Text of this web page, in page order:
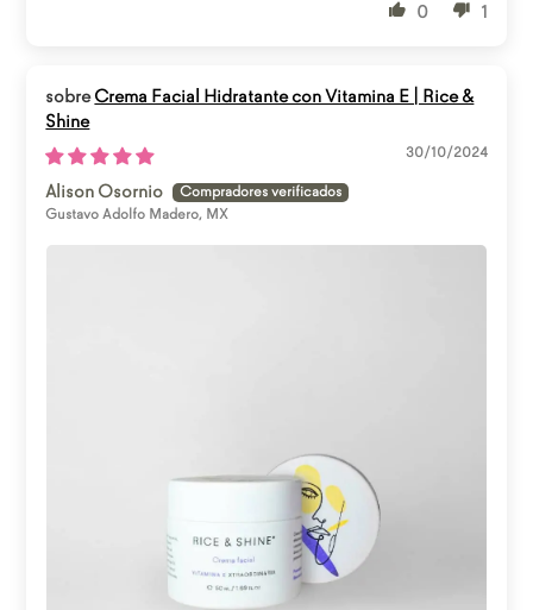
0 1
Crema Facial Hidratante con Vitamina E | Rice &
Shine
30/10/2024
Alison Osornio
Gustavo Adolfo Madero, MX